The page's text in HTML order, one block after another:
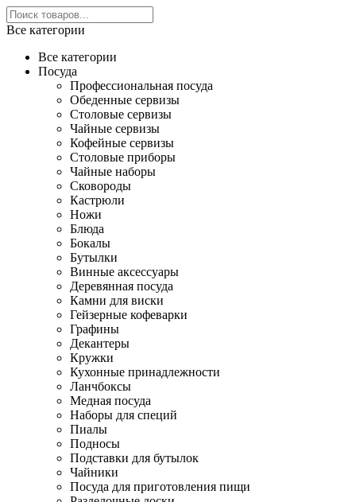
Все категории
Все категории
Посуда
Профессиональная посуда
Обеденные сервизы
Столовые сервизы
Чайные сервизы
Кофейные сервизы
Столовые приборы
Чайные наборы
Сковороды
Кастрюли
Ножи
Блюда
Бокалы
Бутылки
Винные аксессуары
Деревянная посуда
Камни для виски
Гейзерные кофеварки
Графины
Декантеры
Кружки
Кухонные принадлежности
Ланчбоксы
Медная посуда
Наборы для специй
Пиалы
Подносы
Подставки для бутылок
Чайники
Посуда для приготовления пищи